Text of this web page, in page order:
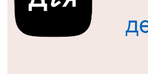
Попередній